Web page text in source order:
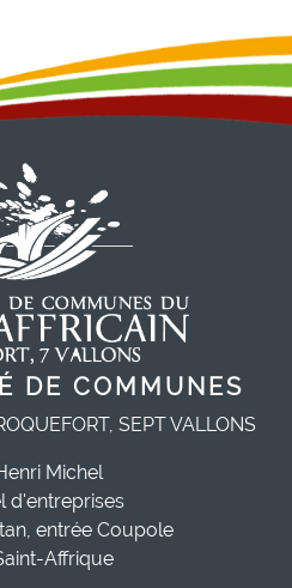
DE COMMUNES
SEPT VALLONS
Michel
d'entreprises
entrée Coupole
Affrique